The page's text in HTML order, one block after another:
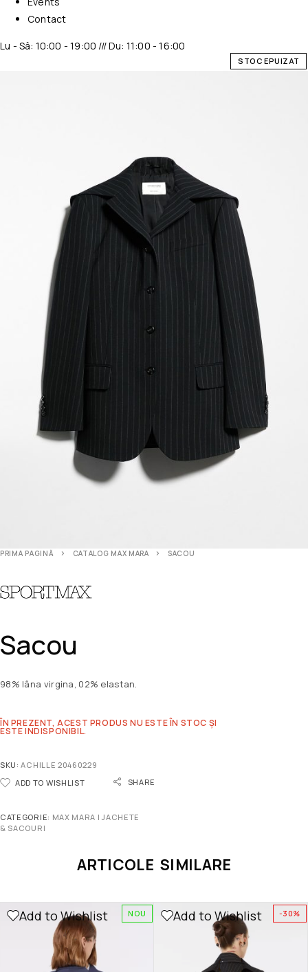
Contact
Lu - Sâ: 10:00 - 19:00 /// Du: 11:00 - 16:00
STOC EPUIZAT
PRIMA PAGINĂ CATALOG MAX MARA SACOU
Sacou
98% lâna virgina, 02% elastan.
ÎN PREZENT, ACEST PRODUS NU ESTE ÎN STOC ȘI
ESTE INDISPONIBIL.
SKU:ACHILLE 20460229
ADD TO WISHLIST
SHARE
CATEGORIE: MAX MARA | JACHETE
& SACOURI
ARTICOLE SIMILARE
NOU
Add to Wishlist -30%
Add to Wishlist